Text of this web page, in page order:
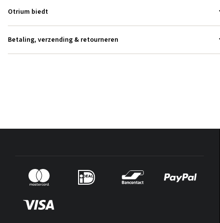
Otrium biedt
Betaling, verzending & retourneren